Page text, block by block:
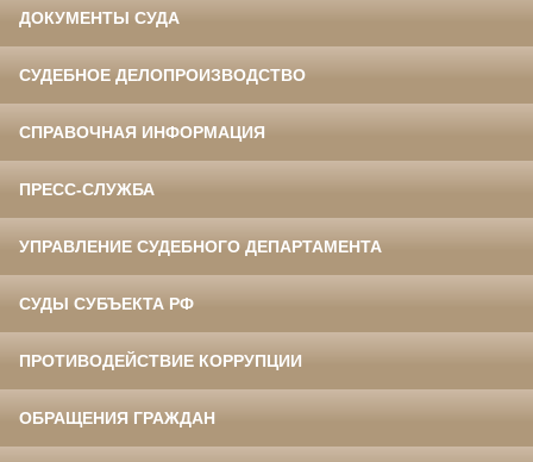
ДОКУМЕНТЫ СУДА
СУДЕБНОЕ ДЕЛОПРОИЗВОДСТВО
СПРАВОЧНАЯ ИНФОРМАЦИЯ
ПРЕСС-СЛУЖБА
УПРАВЛЕНИЕ СУДЕБНОГО ДЕПАРТАМЕНТА
СУДЫ СУБЪЕКТА РФ
ПРОТИВОДЕЙСТВИЕ КОРРУПЦИИ
ОБРАЩЕНИЯ ГРАЖДАН